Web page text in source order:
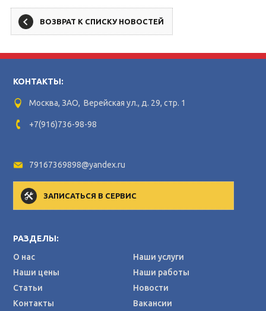
ВОЗВРАТ К СПИСКУ НОВОСТЕЙ
КОНТАКТЫ:
Москва, ЗАО, Верейская ул., д. 29, стр. 1
+7(916)736-98-98
79167369898@yandex.ru
ЗАПИСАТЬСЯ В СЕРВИС
РАЗДЕЛЫ:
О нас
Наши услуги
Наши цены
Наши работы
Статьи
Новости
Контакты
Вакансии